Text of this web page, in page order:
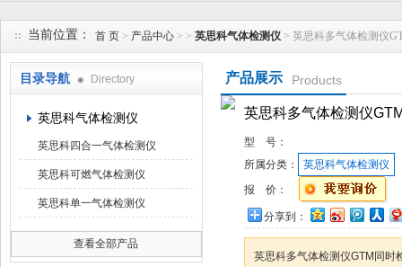
当前位置： 首 页 > 产品中心 > > 英思科气体检测仪 > 英思科多气体检测仪
目录导航 Directory
英思科气体检测仪
英思科四合一气体检测仪
英思科可燃气体检测仪
英思科单一气体检测仪
查看全部产品
产品展示 Products
英思科多气体检测仪
型 号：
所属分类：
英思科气体检测仪
报 价：
分享到：
英思科多气体检测仪GTM同时